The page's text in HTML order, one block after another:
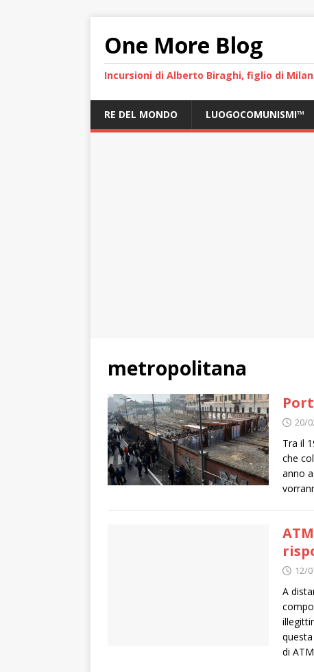
One More Blog
Incursioni di Alberto Biraghi, figlio di
RE DEL MONDO LUOGOCOMUNISMI™
metropolitana
20/
Tra il
che
anno
12/
A
di